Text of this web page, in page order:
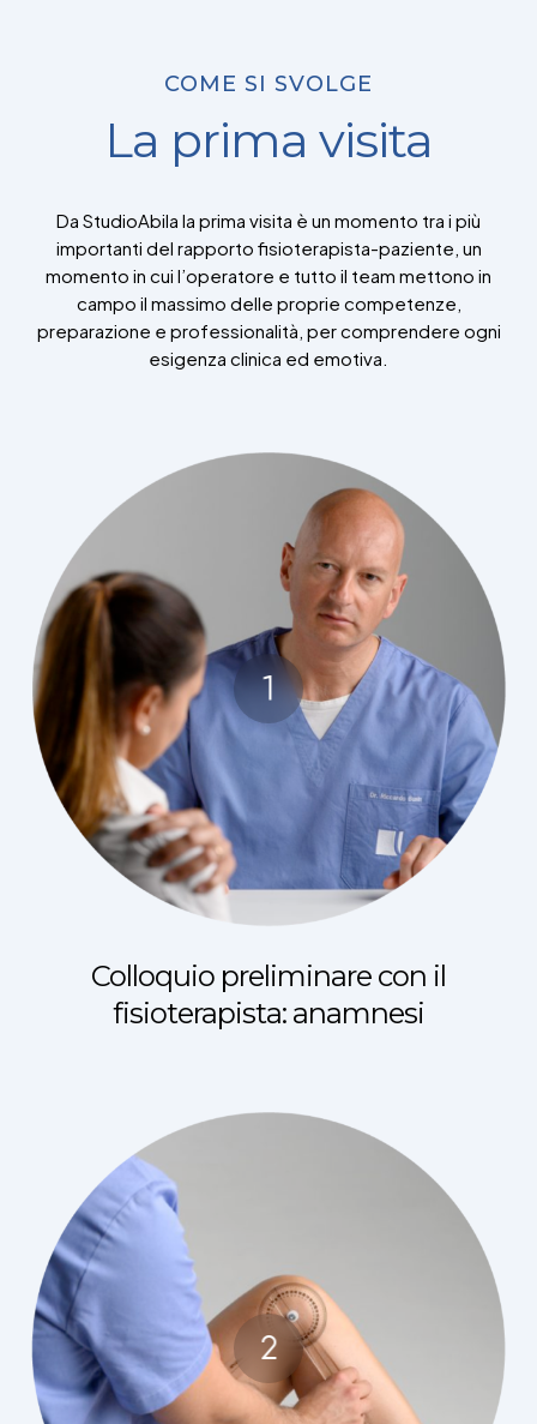
COME SI SVOLGE
La prima visita
Da StudioAbila la prima visita è un momento tra i più
importanti del rapporto fisioterapista-paziente, un
momento in cui l’operatore e tutto il team mettono in
campo il massimo delle proprie competenze,
preparazione e professionalità, per comprendere ogni
esigenza clinica ed emotiva.
Colloquio preliminare con il
fisioterapista: anamnesi